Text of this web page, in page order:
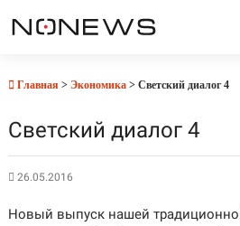
Главная > Экономика> Светский диалог 4
Светский диалог 4
26.05.2016
Новый выпуск нашей